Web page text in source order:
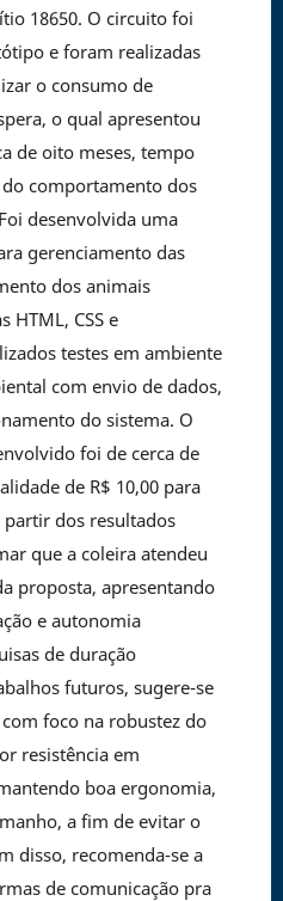
18650. O circuito foi
e foram realizadas
o consumo de
o qual apresentou
de oito meses, tempo
comportamento dos
desenvolvida uma
gerenciamento das
dos animais
HTML, CSS e
testes em ambiente
com envio de dados,
do sistema. O
foi de cerca de
de R$ 10,00 para
partir dos resultados
que a coleira atendeu
proposta, apresentando
e autonomia
de duração
futuros, sugere-se
foco na robustez do
resistência em
boa ergonomia,
a fim de evitar o
disso, recomenda-se a
de comunicação pra